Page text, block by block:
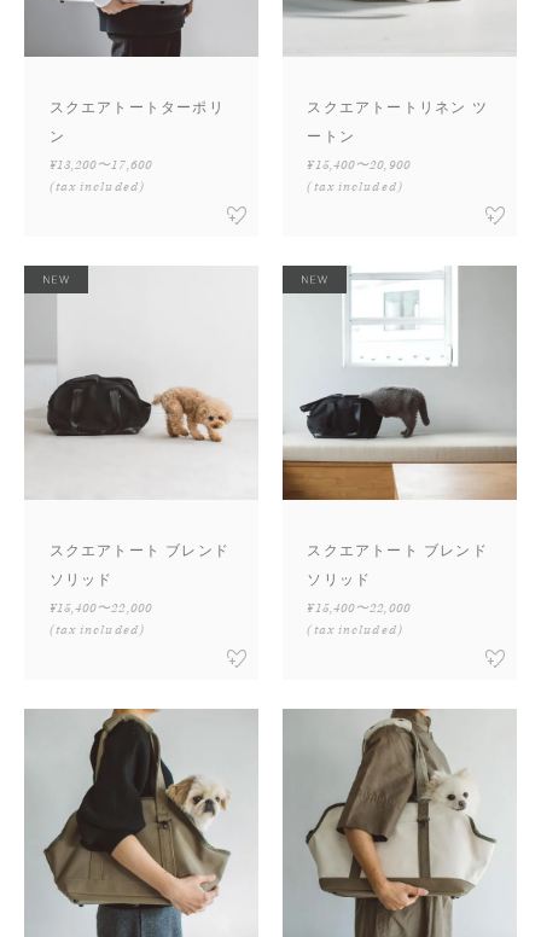
スクエアトートターポリ
ン
¥13,200〜17,600
(tax included)
スクエアトートリネン ツ
ートン
¥15,400〜20,900
(tax included)
スクエアトート ブレンド
ソリッド
¥15,400〜22,000
(tax included)
スクエアトート ブレンド
ソリッド
¥15,400〜22,000
(tax included)